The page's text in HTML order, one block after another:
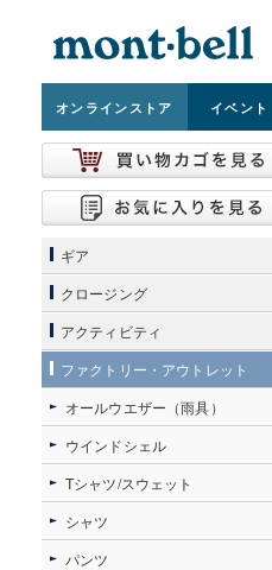
オンラインストア イベント
ギア
クロージング
アクティビティ
ファクトリー・アウトレット
オールウエザー（雨具）
ウインドシェル
Tシャツ/スウェット
シャツ
パンツ